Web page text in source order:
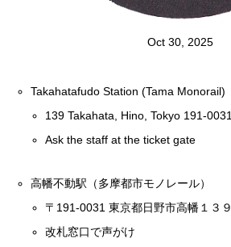
Oct 30, 2025
Takahatafudo Station (Tama Monorail)
139 Takahata, Hino, Tokyo 191-0031
Ask the staff at the ticket gate
高幡不動駅（多摩都市モノレール）
〒191-0031 東京都日野市高幡１３９
改札窓口で声がけ